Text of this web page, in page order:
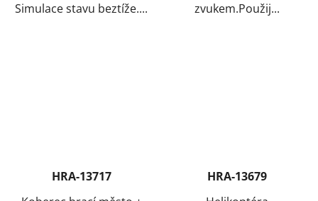
Simulace stavu beztíže....
zvukem.Použij...
HRA-13717
HRA-13679